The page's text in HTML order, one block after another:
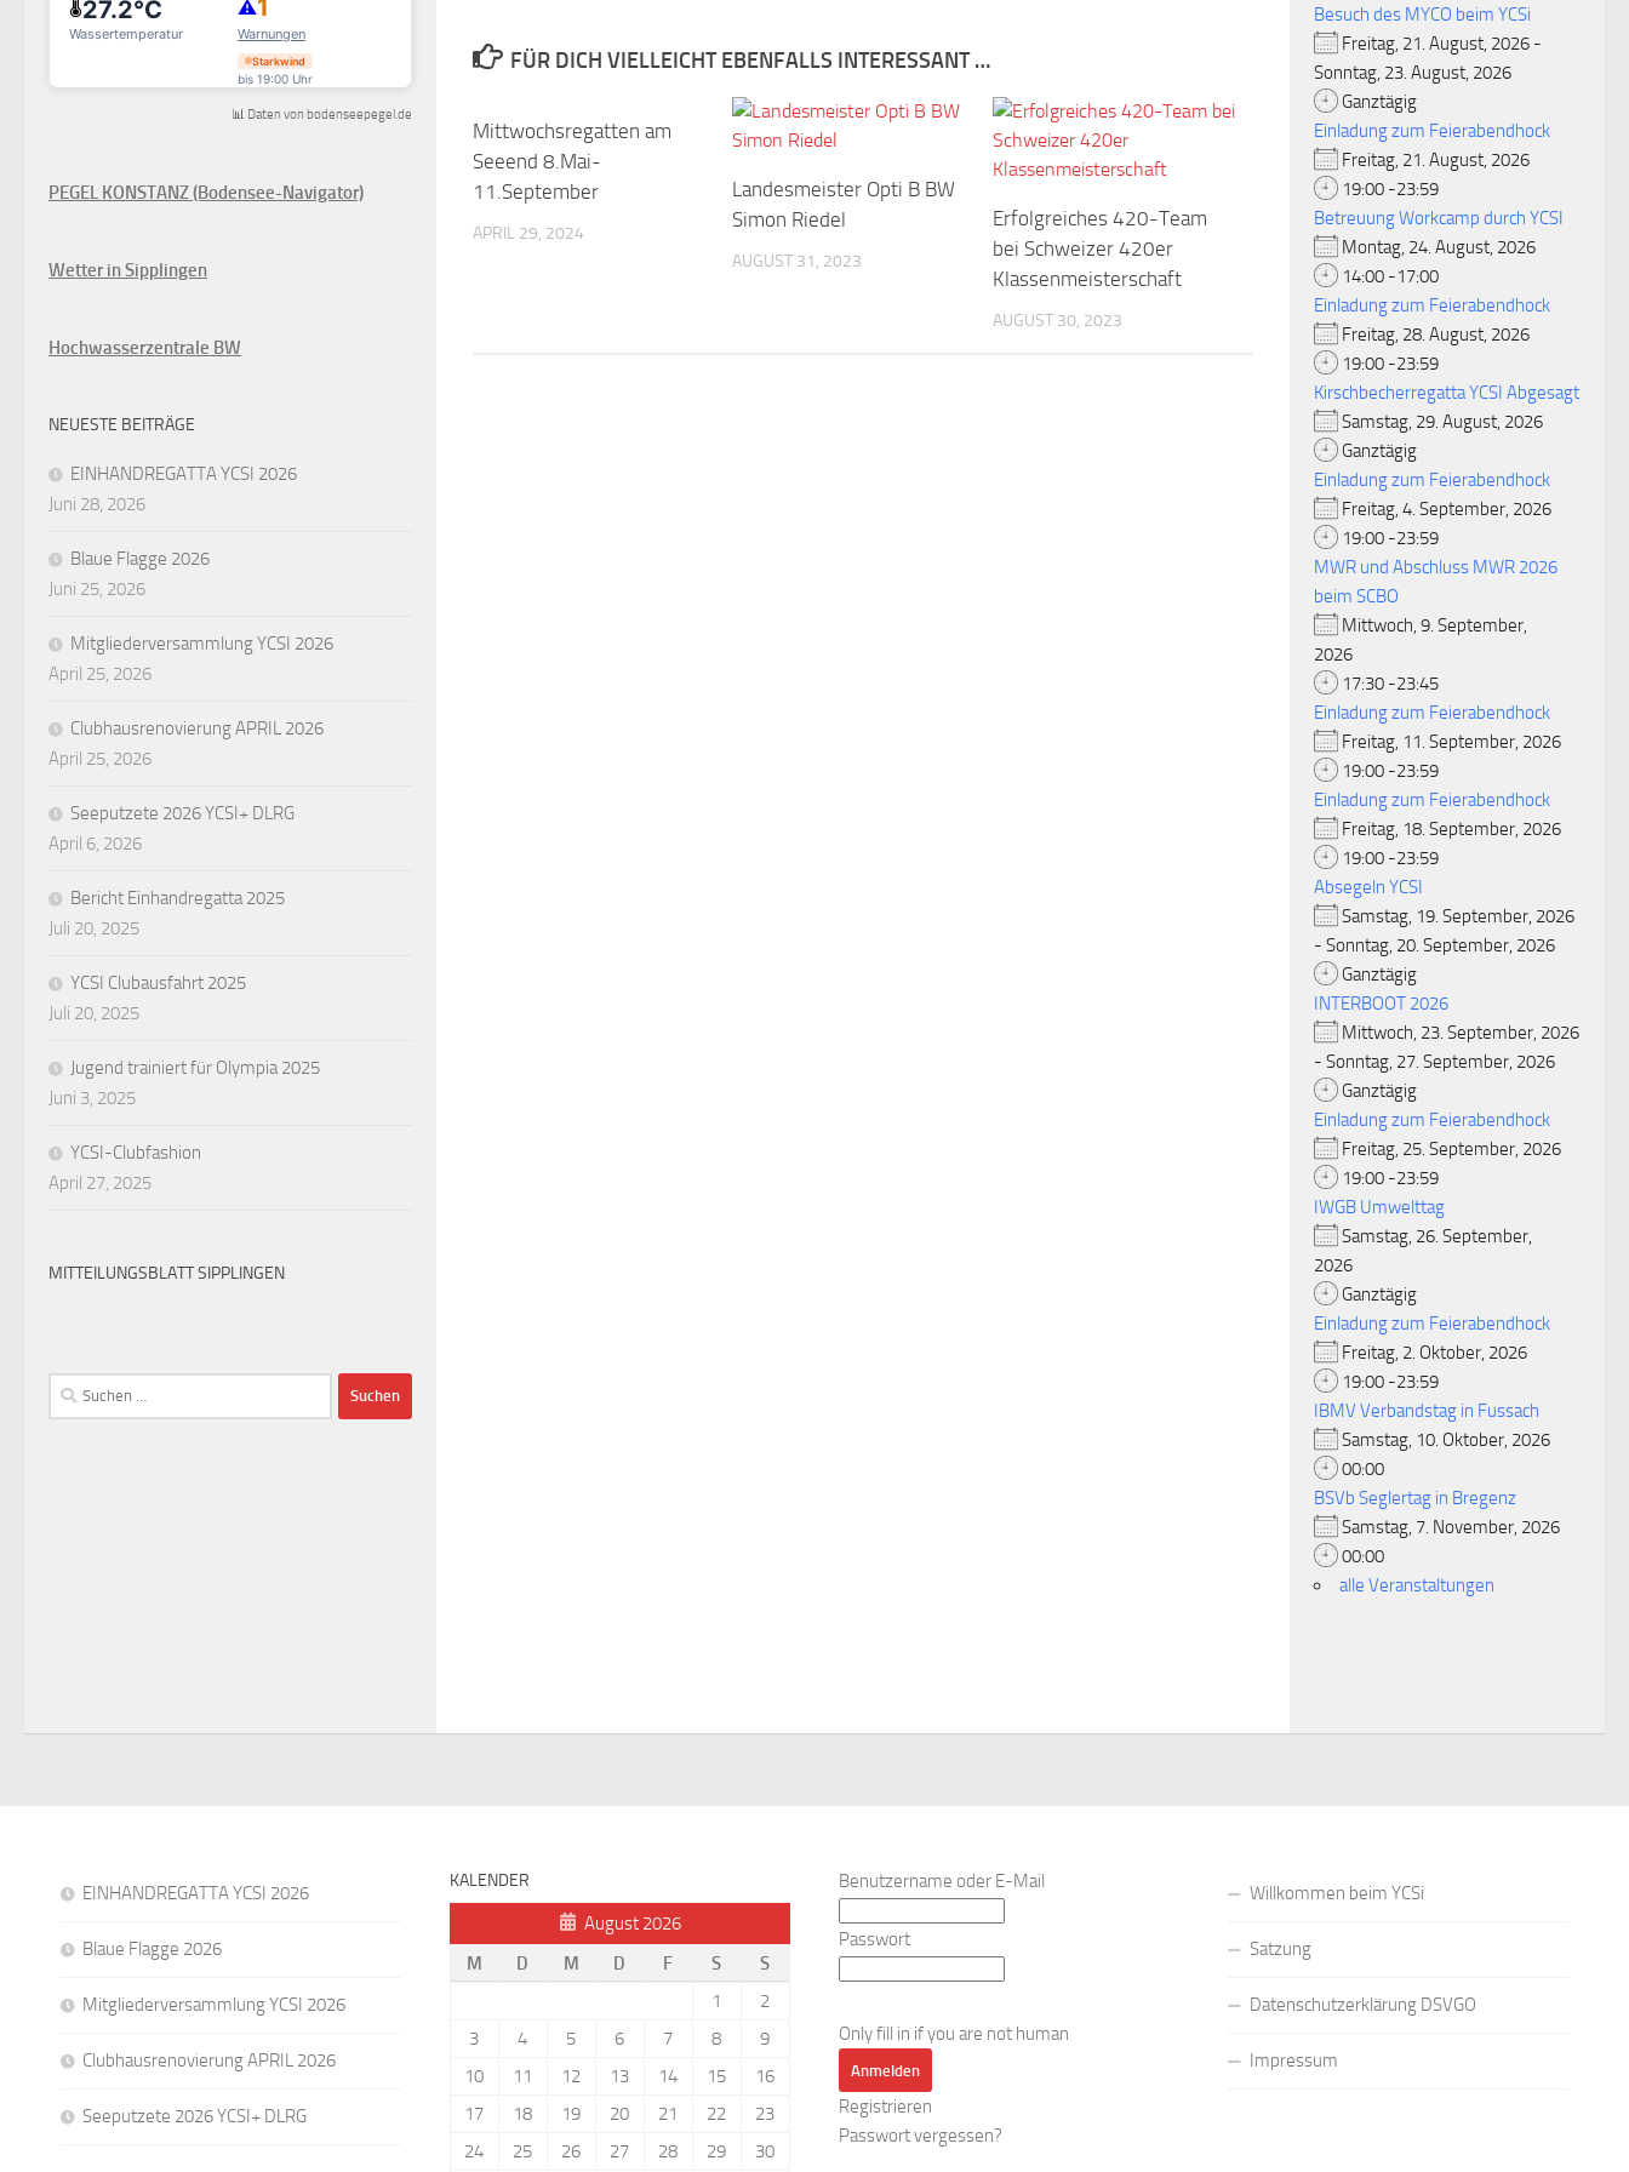
FÜR DICH VIELLEICHT EBENFALLS INTERESSANT …
Mittwochsregatten am
Seeend 8.Mai-
11.September
APRIL 29, 2024
Landesmeister Opti B BW
Simon Riedel
AUGUST 31, 2023
Erfolgreiches 420-Team
bei Schweizer 420er
Klassenmeisterschaft
AUGUST 30, 2023
📊 Daten von bodenseepegel.de
PEGEL KONSTANZ (Bodensee-Navigator)
Wetter in Sipplingen
Hochwasserzentrale BW
NEUESTE BEITRÄGE
EINHANDREGATTA YCSI 2026
Juni 28, 2026
Blaue Flagge 2026
Juni 25, 2026
Mitgliederversammlung YCSI 2026
April 25, 2026
Clubhausrenovierung APRIL 2026
April 25, 2026
Seeputzete 2026 YCSI+ DLRG
April 6, 2026
Bericht Einhandregatta 2025
Juli 20, 2025
YCSI Clubausfahrt 2025
Juli 20, 2025
Jugend trainiert für Olympia 2025
Juni 3, 2025
YCSI-Clubfashion
April 27, 2025
MITTEILUNGSBLATT SIPPLINGEN
Suchen
nach:
Besuch des MYCO beim YCSi
Freitag, 21. August, 2026 -
Sonntag, 23. August, 2026
Ganztägig
Einladung zum Feierabendhock
Freitag, 21. August, 2026
19:00 -23:59
Betreuung Workcamp durch YCSI
Montag, 24. August, 2026
14:00 -17:00
Einladung zum Feierabendhock
Freitag, 28. August, 2026
19:00 -23:59
Kirschbecherregatta YCSI Abgesagt
Samstag, 29. August, 2026
Ganztägig
Einladung zum Feierabendhock
Freitag, 4. September, 2026
19:00 -23:59
MWR und Abschluss MWR 2026
beim SCBO
Mittwoch, 9. September,
2026
17:30 -23:45
Einladung zum Feierabendhock
Freitag, 11. September, 2026
19:00 -23:59
Einladung zum Feierabendhock
Freitag, 18. September, 2026
19:00 -23:59
Absegeln YCSI
Samstag, 19. September, 2026
- Sonntag, 20. September, 2026
Ganztägig
INTERBOOT 2026
Mittwoch, 23. September, 2026
- Sonntag, 27. September, 2026
Ganztägig
Einladung zum Feierabendhock
Freitag, 25. September, 2026
19:00 -23:59
IWGB Umwelttag
Samstag, 26. September,
2026
Ganztägig
Einladung zum Feierabendhock
Freitag, 2. Oktober, 2026
19:00 -23:59
IBMV Verbandstag in Fussach
Samstag, 10. Oktober, 2026
00:00
BSVb Seglertag in Bregenz
Samstag, 7. November, 2026
00:00
alle Veranstaltungen
EINHANDREGATTA YCSI 2026
Blaue Flagge 2026
Mitgliederversammlung YCSI 2026
Clubhausrenovierung APRIL 2026
Seeputzete 2026 YCSI+ DLRG
KALENDER
August 2026
M
D M D F S
S
1
2
3
4 5 6 7 8
9
10
11 12 13 14 15
16
17
18 19 20 21 22
23
24
25 26 27 28 29 30
Benutzername oder E-Mail
Passwort
Only fill in if you are not human
Registrieren
Passwort vergessen?
Willkommen beim YCSi
Satzung
Datenschutzerklärung DSVGO
Impressum